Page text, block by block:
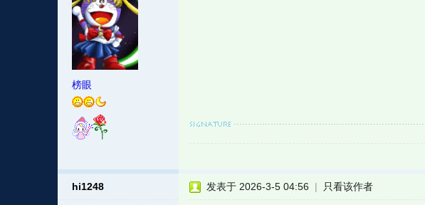
榜眼
hi1248 发表于 2026-3-5 04:56 | 只看该作者